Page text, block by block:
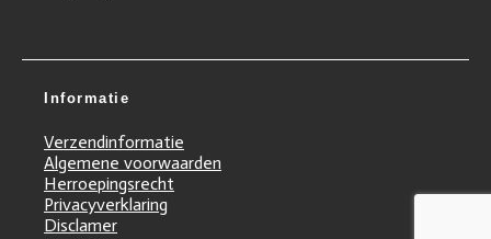
Informatie
Verzendinformatie
Algemene voorwaarden
Herroepingsrecht
Privacyverklaring
Disclamer